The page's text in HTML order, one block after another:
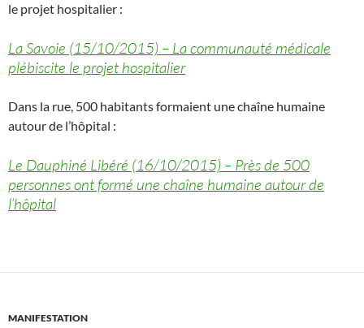
le projet hospitalier :
La Savoie (15/10/2015) – La communauté médicale
plébiscite le projet hospitalier
Dans la rue, 500 habitants formaient une chaîne humaine
autour de l’hôpital :
Le Dauphiné Libéré (16/10/2015) – Près de 500
personnes ont formé une chaîne humaine autour de
l’hôpital
MANIFESTATION